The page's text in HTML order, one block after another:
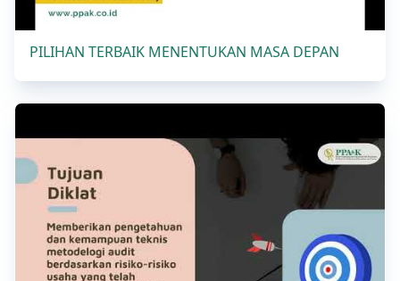
PILIHAN TERBAIK MENENTUKAN MASA DEPAN